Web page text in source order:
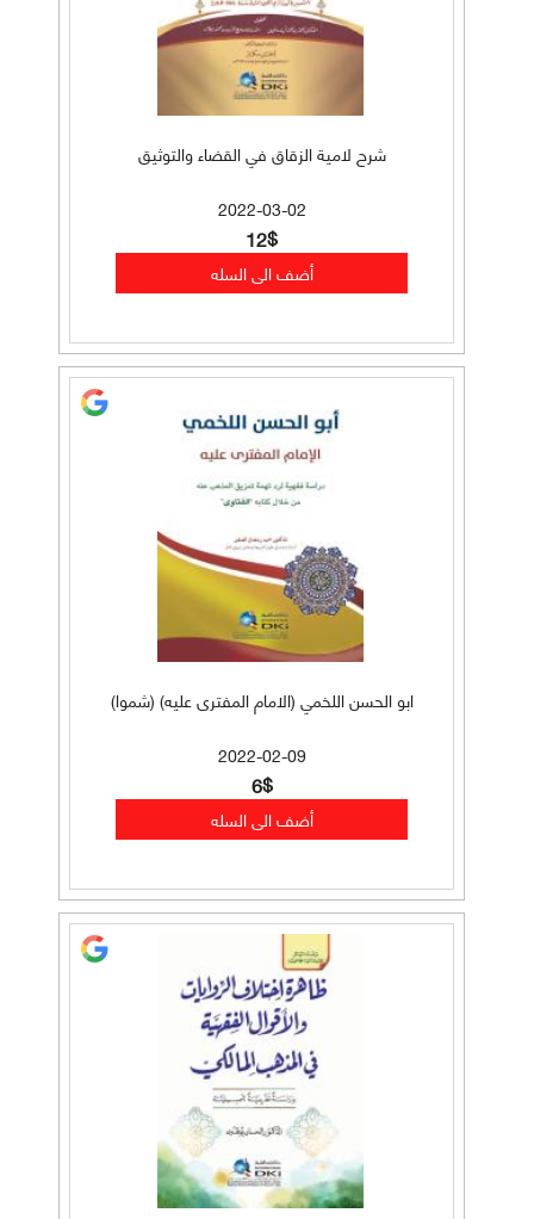
شرح لامية الزقاق في القضاء والتوثيق
2022-03-02
12$
ابو الحسن اللخمي (الامام المفترى عليه) (شموا)
2022-02-09
6$